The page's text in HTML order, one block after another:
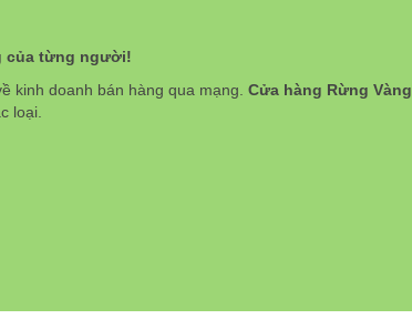
của từng người!
kinh doanh bán hàng qua mạng. Cửa hàng Rừng Vàng
loại.